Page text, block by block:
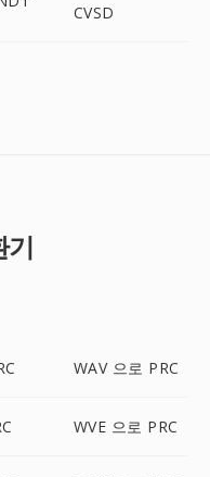
CVSD
기
WAV 으로 PRC
WVE 으로 PRC